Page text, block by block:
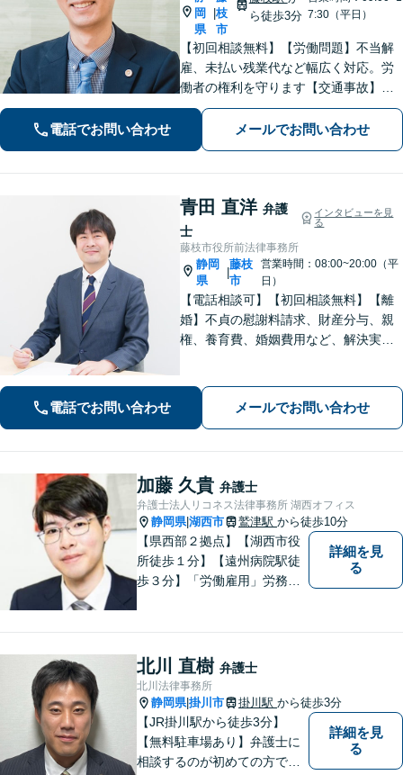
岡
県
枝
市
ら徒歩3分 7:30（平日）
【初回相談無料】【労働問題】不当解
雇、未払い残業代など幅広く対応。労
働者の権利を守ります【交通事故】保
険会社との交渉もお任せ。事故後の不
安な気持ちに寄り添う丁寧な対応【男
女問題】シングルマザーの法律相談は
電話でお問い合わせ メールでお問い合わせ
青田 直洋 弁護
士
インタビューを見
る
藤枝市役所前法律事務所
静岡
県
|
藤枝
市
営業時間：08:00~20:00（平
日）
【電話相談可】【初回相談無料】【離
婚】不貞の慰謝料請求、財産分与、親
権、養育費、婚姻費用など、解決実績
ションを取りながらお話を進めてまい
ります【法テラス利用可】【藤枝市役
電話でお問い合わせ メールでお問い合わせ
加藤 久貴 弁護士
弁護士法人リコネス法律事務所 湖西オフィス
静岡県|湖西市 鷲津駅 から徒歩10分
【県西部２拠点】【湖西市役
所徒歩１分】【遠州病院駅徒
歩３分】「労働雇用」労務関
すべてお任せください／「交
通事故」損害賠償額を増額！
【夜間休日対応】【電話相
談】
詳細を見
る
北川 直樹 弁護士
北川法律事務所
静岡県|掛川市 掛川駅 から徒歩3分
【JR掛川駅から徒歩3分】
【無料駐車場あり】弁護士に
相談するのが初めての方でも
詳細を見
る